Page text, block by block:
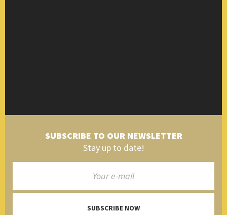
SUBSCRIBE TO OUR NEWSLETTER
Stay up to date!
SUBSCRIBE NOW